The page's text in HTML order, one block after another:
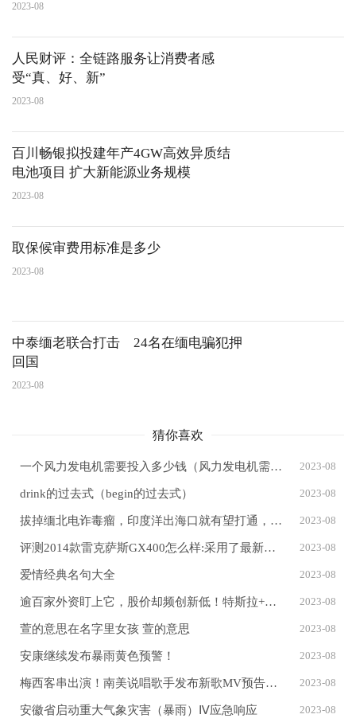
2023-08
人民财评：全链路服务让消费者感
受“真、好、新”
2023-08
百川畅银拟投建年产4GW高效异质结
电池项目 扩大新能源业务规模
2023-08
取保候审费用标准是多少
2023-08
中泰缅老联合打击 24名在缅电骗犯押
回国
2023-08
猜你喜欢
一个风力发电机需要投入多少钱（风力发电机需要投资多少钱） 2023-08
drink的过去式（begin的过去式） 2023-08
拔掉缅北电诈毒瘤，印度洋出海口就有望打通，还能停泊10万吨航母 2023-08
评测2014款雷克萨斯GX400怎么样:采用了最新的家族风格 2023-08
爱情经典名句大全 2023-08
逾百家外资盯上它，股价却频创新低！特斯拉+储能+机器人概念股也火了 2023-08
萱的意思在名字里女孩 萱的意思 2023-08
安康继续发布暴雨黄色预警！ 2023-08
梅西客串出演！南美说唱歌手发布新歌MV预告片：致敬GOAT梅西 2023-08
安徽省启动重大气象灾害（暴雨）Ⅳ应急响应 2023-08